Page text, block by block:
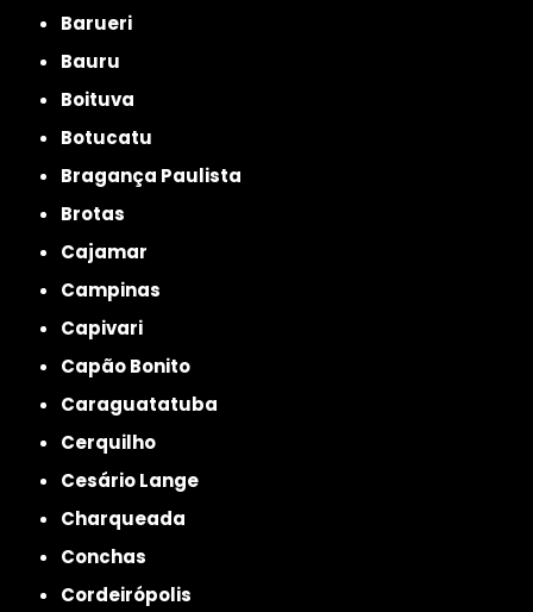
Barueri
Bauru
Boituva
Botucatu
Bragança Paulista
Brotas
Cajamar
Campinas
Capivari
Capão Bonito
Caraguatatuba
Cerquilho
Cesário Lange
Charqueada
Conchas
Cordeirópolis